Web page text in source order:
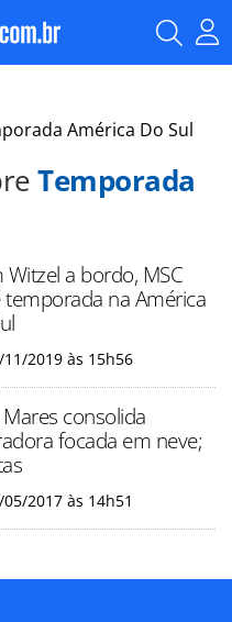
América Do Sul
Temporada
Witzel a bordo, MSC
temporada na América
11/2019 às 15h56
Mares consolida
focada em neve;
2017 às 14h51